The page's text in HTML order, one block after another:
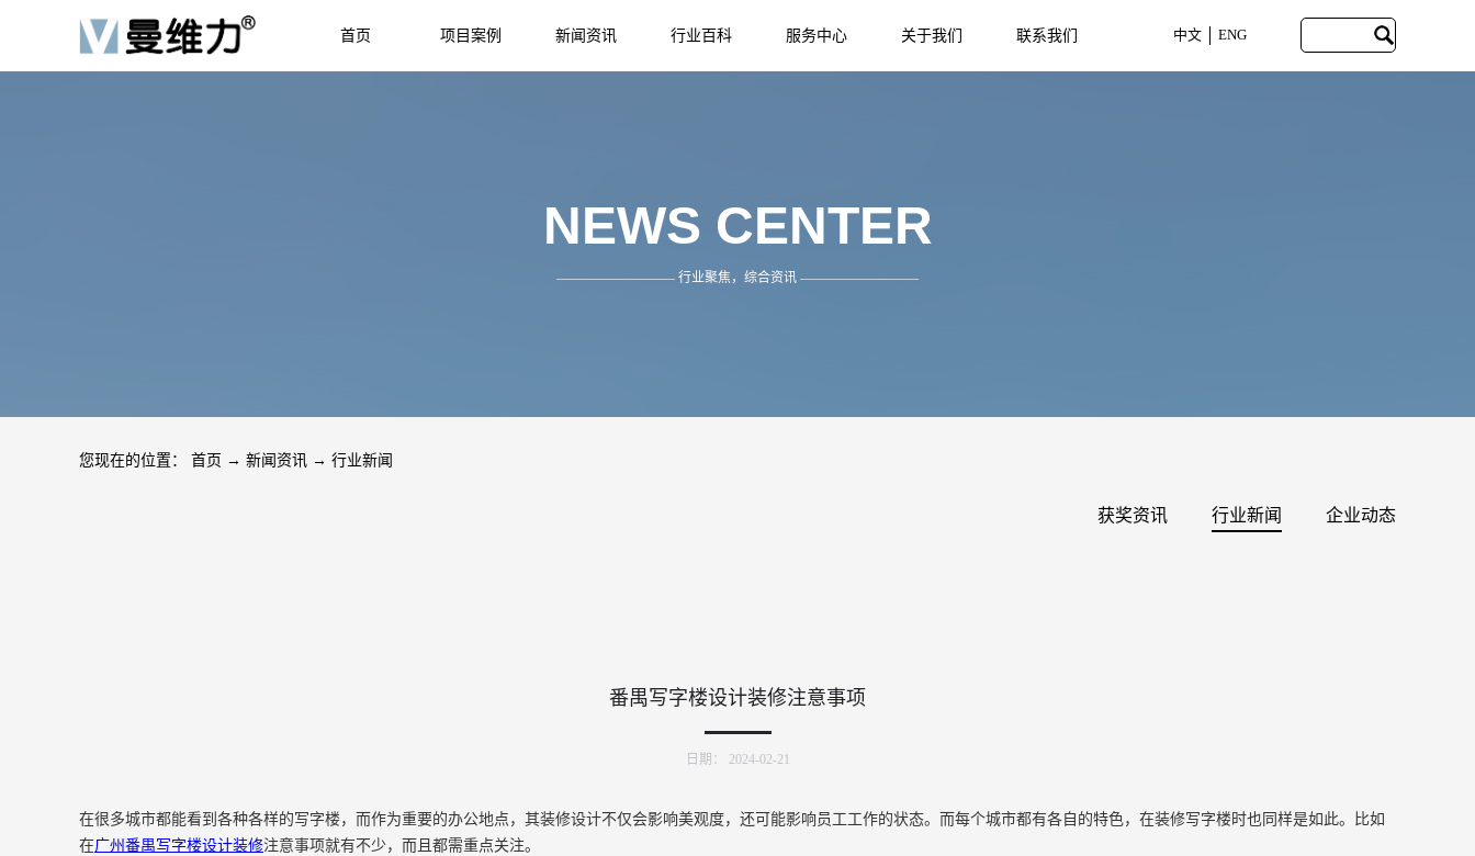
中文 ENG
首页 项目案例 新闻资讯 行业百科 服务中心 关于我们 联系我们
NEWS CENTER
————————— 行业聚焦，综合资讯 —————————
您现在的位置： 首页 → 新闻资讯 → 行业新闻
获奖资讯 行业新闻 企业动态
番禺写字楼设计装修注意事项
日期： 2024-02-21
在很多城市都能看到各种各样的写字楼，而作为重要的办公地点，其装修设计不仅会影响美观度，还可能影响员工工作的状态。而每个城市都有各自的特色，在装修写字楼时也同样是如此。比如
在广州番禺写字楼设计装修注意事项就有不少，而且都需重点关注。